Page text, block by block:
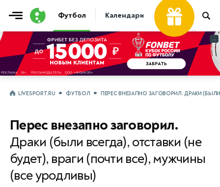
Футбол Календари Таблицы Матчи
Фрибет
30 000 ₽
...
...
LIVESPORT.RU ФУТБОЛ ПЕРЕС ВНЕЗАПНО ЗАГОВОРИЛ. ДРАКИ
Перес внезапно заговорил.
Драки (были всегда), отставки (не
будет), враги (почти все), мужчины
(все уродливы)